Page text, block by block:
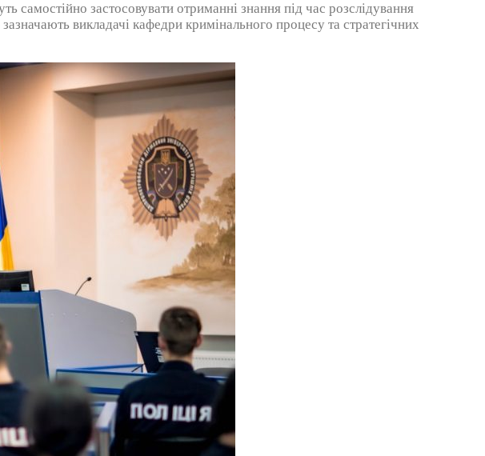
самостійно застосовувати отриманні знання під час розслідування
викладачі кафедри кримінального процесу та стратегічних